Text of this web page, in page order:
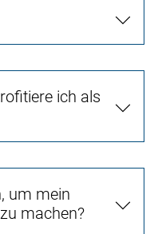
ich als
um mein
machen?